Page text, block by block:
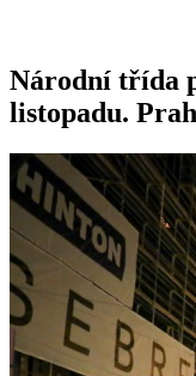
Národní třída
listopadu.